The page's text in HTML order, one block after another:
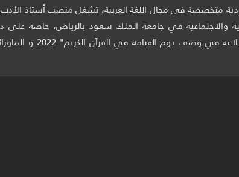
متخصصة في مجال اللغة العربية، تشغل منصب أستاذ
والاجتماعية في ⁠جامعة الملك سعود بالرياض، حاصة على
وآدابها. ، ومن